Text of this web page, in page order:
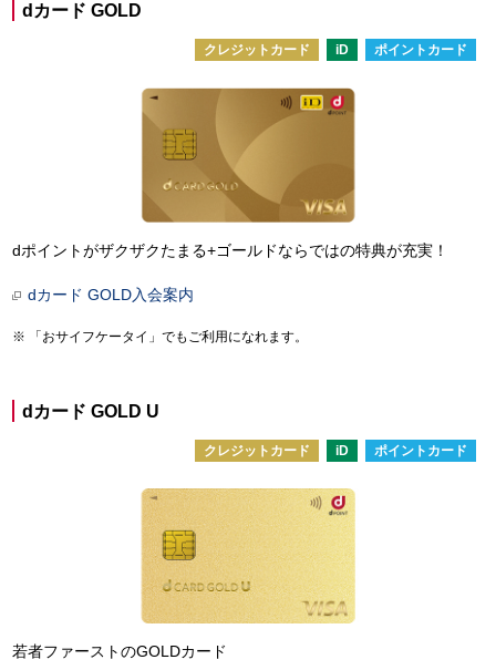
dカード GOLD
クレジットカード iD ポイントカード
dポイントがザクザクたまる+ゴールドならではの特典が充実！
dカード GOLD入会案内
「おサイフケータイ」でもご利用になれます。
dカード GOLD U
クレジットカード iD ポイントカード
若者ファーストのGOLDカード